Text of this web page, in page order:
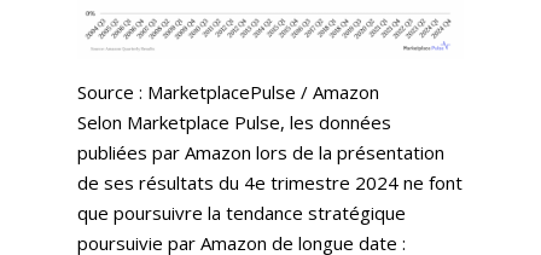
Source : MarketplacePulse / Amazon
Selon Marketplace Pulse, les données
publiées par Amazon lors de la présentation
de ses résultats du 4e trimestre 2024 ne font
que poursuivre la tendance stratégique
poursuivie par Amazon de longue date :